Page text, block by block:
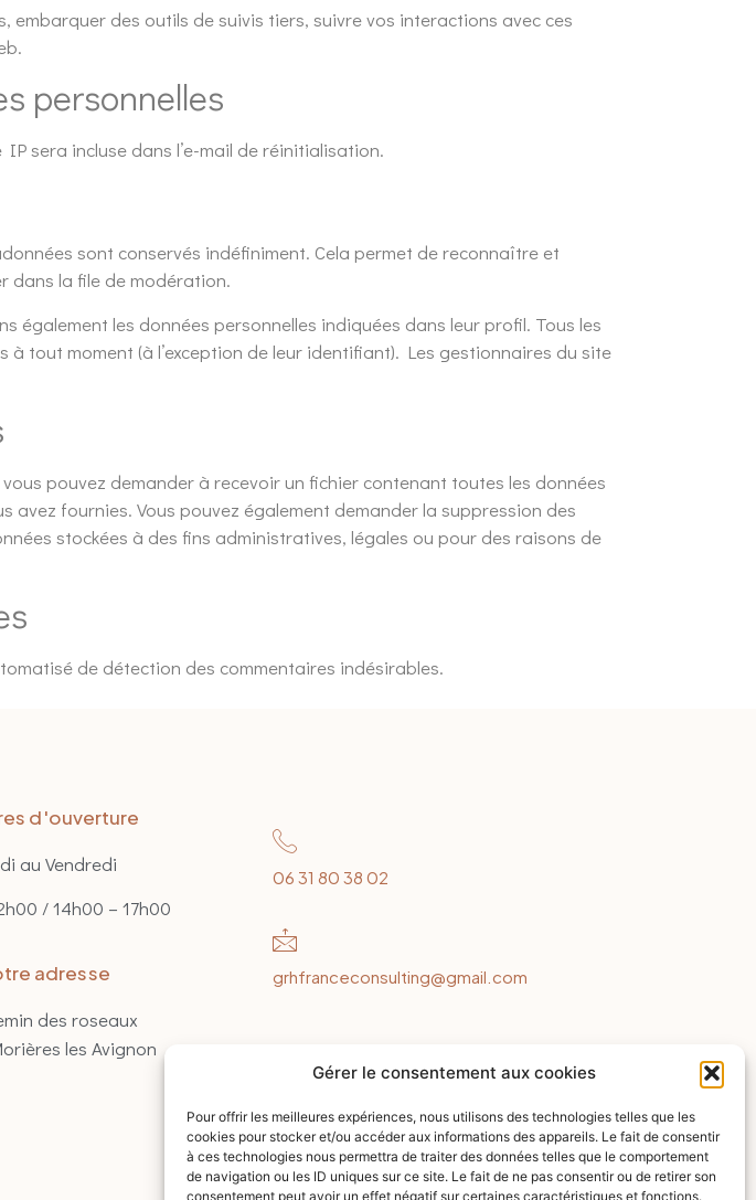
Gérer le consentement aux cookies
Pour offrir les meilleures expériences, nous utilisons des technologies telles que les
cookies pour stocker et/ou accéder aux informations des appareils. Le fait de consentir
à ces technologies nous permettra de traiter des données telles que le comportement
de navigation ou les ID uniques sur ce site. Le fait de ne pas consentir ou de retirer son
consentement peut avoir un effet négatif sur certaines caractéristiques et fonctions.
embarquer des outils de suivis tiers, suivre vos interactions avec ces
personnelles
sera incluse dans l’e-mail de réinitialisation.
sont conservés indéfiniment. Cela permet de reconnaître et
dans la file de modération.
également les données personnelles indiquées dans leur profil. Tous les
tout moment (à l’exception de leur identifiant). Les gestionnaires du site
pouvez demander à recevoir un fichier contenant toutes les données
avez fournies. Vous pouvez également demander la suppression des
stockées à des fins administratives, légales ou pour des raisons de
de détection des commentaires indésirables.
d'ouverture
au Vendredi
/ 14h00 – 17h00
adresse
des roseaux
les Avignon
06 31 80 38 02
grhfranceconsulting@gmail.com